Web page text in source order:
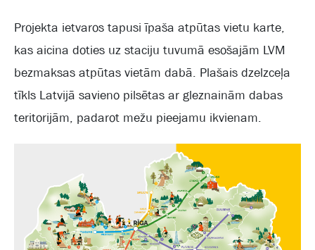
Projekta ietvaros tapusi īpaša atpūtas vietu karte,
kas aicina doties uz staciju tuvumā esošajām LVM
bezmaksas atpūtas vietām dabā. Plašais dzelzceļa
tīkls Latvijā savieno pilsētas ar gleznainām dabas
teritorijām, padarot mežu pieejamu ikvienam.